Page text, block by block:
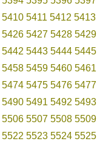
5410 5411 5412 5413
5426 5427 5428 5429
5442 5443 5444 5445
5458 5459 5460 5461
5474 5475 5476 5477
5490 5491 5492 5493
5506 5507 5508 5509
5522 5523 5524 5525